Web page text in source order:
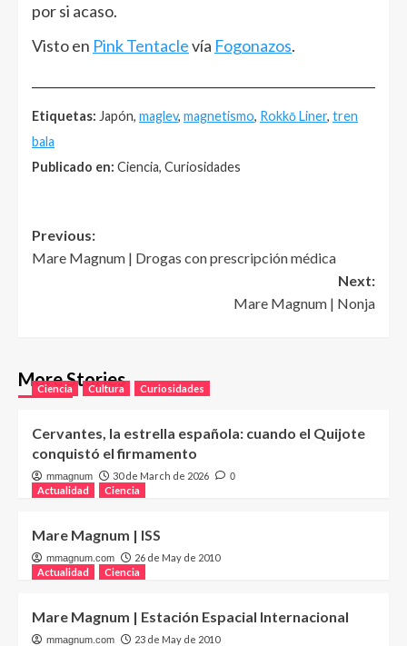
por si acaso.
Visto en Pink Tentaclevía Fogonazos.
Etiquetas: Japón, maglev, magnetismo, Rokkō Liner, tren
bala
Publicado en: Ciencia, Curiosidades
Post
navigation
Previous:
Mare Magnum | Drogas con prescripción médica
Next:
Mare Magnum | Nonja
More Stories
Ciencia Cultura Curiosidades
Cervantes, la estrella española: cuando el Quijote
conquistó el firmamento
mmagnum 30 de March de 2026 0
Actualidad Ciencia
Mare Magnum | ISS
mmagnum.com
26 de May de 2010
Actualidad
Ciencia
Mare Magnum | Estación Espacial Internacional
mmagnum.com 23 de May de 2010